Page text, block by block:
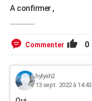
A confirmer ,
Commenter 0
hylyah2
13 sept. 2022 à 14:43